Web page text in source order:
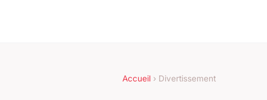
Accueil› Divertissement